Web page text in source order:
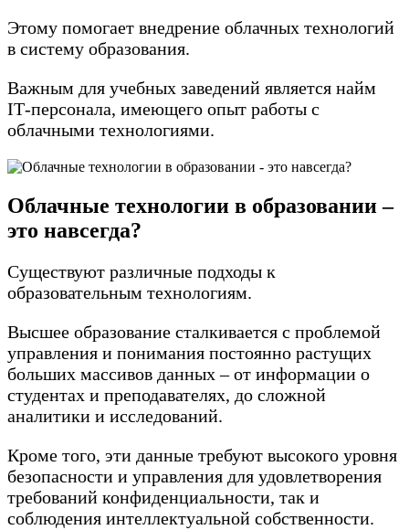
Этому помогает внедрение облачных технологий
в систему образования.
Важным для учебных заведений является найм
ІТ-персонала, имеющего опыт работы с
облачными технологиями.
Облачные технологии в образовании –
это навсегда?
Существуют различные подходы к
образовательным технологиям.
Высшее образование сталкивается с проблемой
управления и понимания постоянно растущих
больших массивов данных – от информации о
студентах и преподавателях, до сложной
аналитики и исследований.
Кроме того, эти данные требуют высокого уровня
безопасности и управления для удовлетворения
требований конфиденциальности, так и
соблюдения интеллектуальной собственности.